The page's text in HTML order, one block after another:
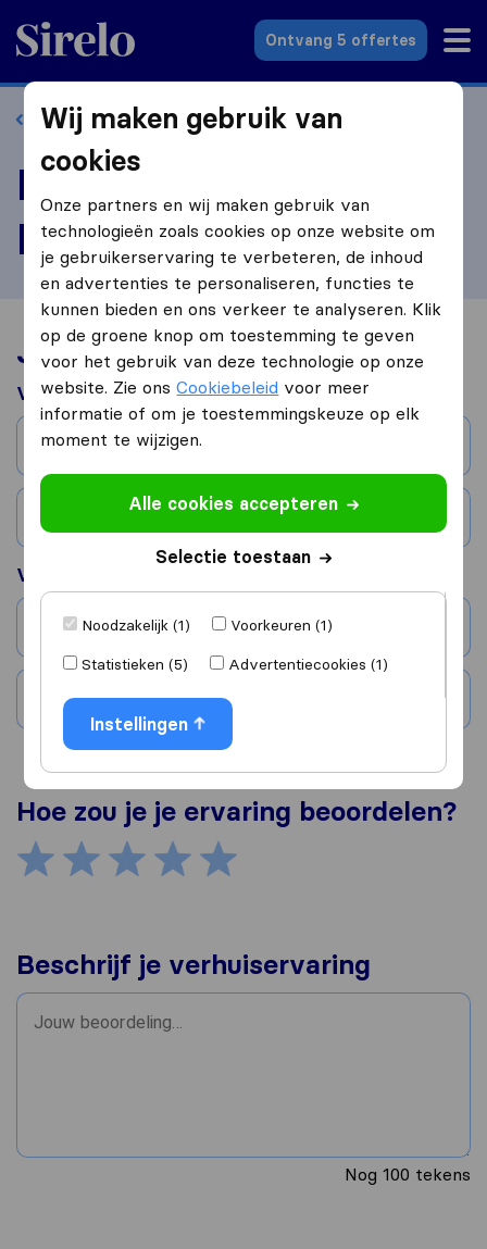
Sirelo.nl
Ontvang 5 offertes
Terug naar profiel
Beoordeel Direct
Express B.V.
Jouw verhuiservaring
Verhuisd van
Stad
Verhuisd naar
Stad
Land
Hoe zou je je ervaring beoordelen?
Beschrijf je verhuiservaring
Nog 100 tekens
Wij maken gebruik van
cookies
Onze partners en wij maken gebruik van
technologieën zoals cookies op onze website om
je gebruikerservaring te verbeteren, de inhoud
en advertenties te personaliseren, functies te
kunnen bieden en ons verkeer te analyseren. Klik
op de groene knop om toestemming te geven
voor het gebruik van deze technologie op onze
website. Zie onsCookiebeleid voor meer
informatie of om je toestemmingskeuze op elk
moment te wijzigen.
Alle cookies accepteren
Selectie toestaan
Noodzakelijk (1)
Voorkeuren (1)
Statistieken (5)
Advertentiecookies (1)
Instellingen